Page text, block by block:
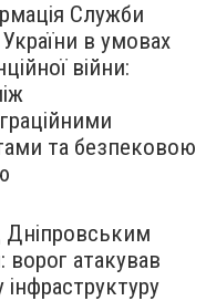
Служби
в умовах
війни:
та безпековою
ворог атакував
інфраструктуру